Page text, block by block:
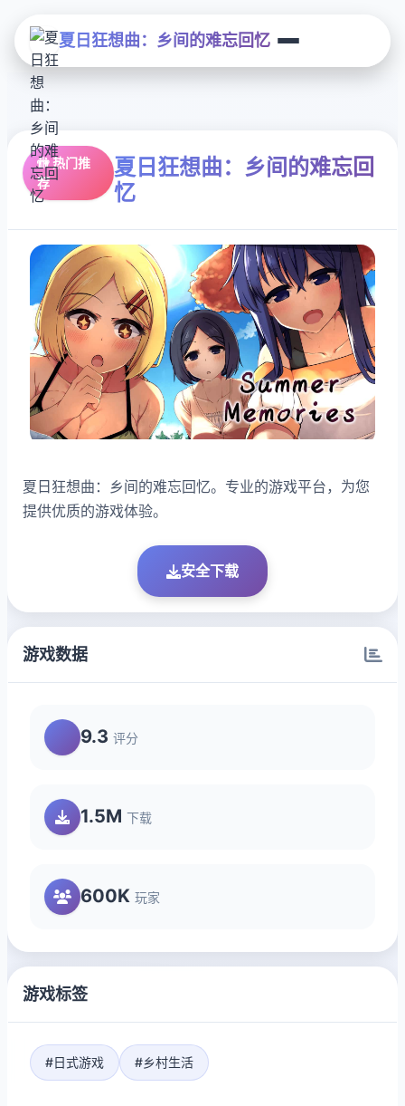
夏日狂想曲：乡间的难忘回忆
🚻 热门推
荐
夏日狂想曲：乡间的难忘回
忆
夏日狂想曲：乡间的难忘回忆。专业的游戏平台，为您
提供优质的游戏体验。
安全下载
游戏数据
9.3 评分
1.5M 下载
600K 玩家
游戏标签
#日式游戏 #乡村生活